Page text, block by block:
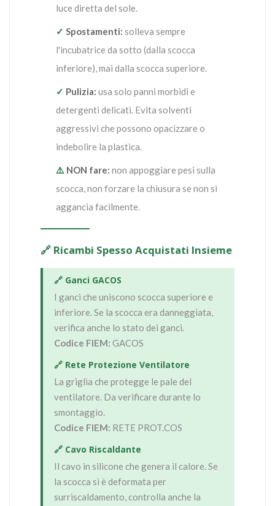
luce diretta del sole.
✓ Spostamenti: solleva sempre
l'incubatrice da sotto (dalla scocca
inferiore), mai dalla scocca superiore.
✓ Pulizia: usa solo panni morbidi e
detergenti delicati. Evita solventi
aggressivi che possono opacizzare o
indebolire la plastica.
⚠️ NON fare: non appoggiare pesi sulla
scocca, non forzare la chiusura se non si
aggancia facilmente.
🔗 Ricambi Spesso Acquistati Insieme
🔗 Ganci GACOS
I ganci che uniscono scocca superiore e
inferiore. Se la scocca era danneggiata,
verifica anche lo stato dei ganci.
Codice FIEM: GACOS
🔗 Rete Protezione Ventilatore
La griglia che protegge le pale del
ventilatore. Da verificare durante lo
smontaggio.
Codice FIEM: RETE PROT.COS
🔗 Cavo Riscaldante
Il cavo in silicone che genera il calore. Se
la scocca si è deformata per
surriscaldamento, controlla anche la